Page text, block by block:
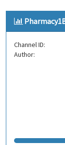
Channel ID:
Author: